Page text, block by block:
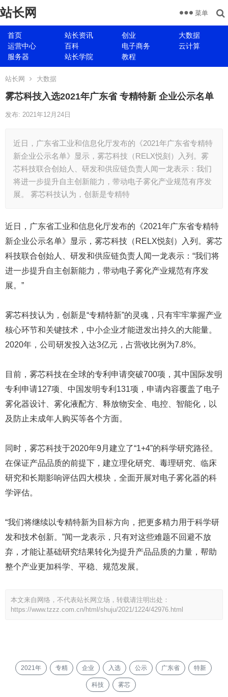
站长网
首页 站长资讯 创业
大数据
运营中心
百科 电子商务
云计算
服务器
站长学院 教程
菜单
站长网 大数据
雾芯科技入选2021年广东省 专精特新 企业公示名单
发布: 2021年12月24日
近日，广东省工业和信息化厅发布的《2021年广东省专精特
新企业公示名单》显示，雾芯科技（RELX悦刻）入列。雾
芯科技联合创始人、研发和供应链负责人闻一龙表示：我们
将进一步提升自主创新能力，带动电子雾化产业规范有序发
展。 雾芯科技认为，创新是专精特
近日，广东省工业和信息化厅发布的《2021年广东省专精特
新企业公示名单》显示，雾芯科技（RELX悦刻）入列。雾芯
科技联合创始人、研发和供应链负责人闻一龙表示：“我们将
进一步提升自主创新能力，带动电子雾化产业规范有序发
展。”
雾芯科技认为，创新是“专精特新”的灵魂，只有牢牢掌握产业
核心环节和关键技术，中小企业才能迸发出持久的大能量。
2020年，公司研发投入达3亿元，占营收比例为7.8%。
目前，雾芯科技在全球的专利申请突破700项，其中国际发明
专利申请127项、中国发明专利131项，申请内容覆盖了电子
雾化器设计、雾化液配方、释放物安全、电控、智能化，以
及防止未成年人购买等各个方面。
同时，雾芯科技于2020年9月建立了“1+4”的科学研究路径。
在保证产品品质的前提下，建立理化研究、毒理研究、临床
研究和长期影响评估四大模块，全面开展对电子雾化器的科
学评估。
“我们将继续以专精特新为目标方向，把更多精力用于科学研
发和技术创新。”闻一龙表示，只有对这些难题不回避不放
弃，才能让基础研究结果转化为提升产品品质的力量，帮助
整个产业更加科学、平稳、规范发展。
本文来自网络，不代表站长网立场，转载请注明出处：
https://www.tzzz.com.cn/html/shuju/2021/1224/42976.html
2021年 专精 企业 入选 公示 广东省 特新
科技 雾芯